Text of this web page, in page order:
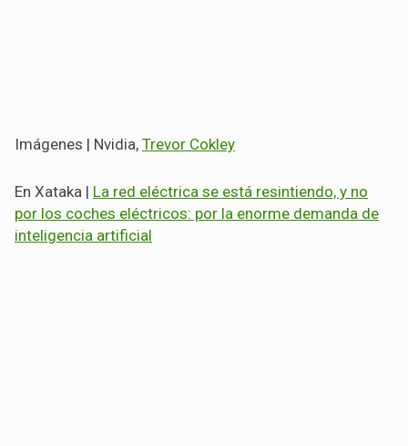
Imágenes | Nvidia, Trevor Cokley
En Xataka | La red eléctrica se está resintiendo, y no
por los coches eléctricos: por la enorme demanda de
inteligencia artificial